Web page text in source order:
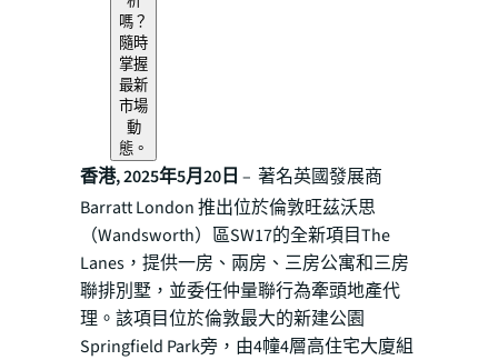
嗎？
隨時
掌握
最新
市場
動
態。
香港, 2025年5月20日 – 著名英國發展商
Barratt London 推出位於倫敦旺茲沃思
（Wandsworth）區SW17的全新項目The
Lanes，提供一房、兩房、三房公寓和三房
聯排別墅，並委任仲量聯行為牽頭地產代
理。該項目位於倫敦最大的新建公園
Springfield Park旁，由4幢4層高住宅大廈組